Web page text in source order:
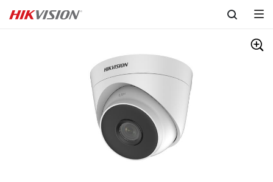
Skip to content